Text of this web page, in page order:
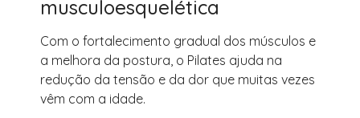
musculoesquelética
Com o fortalecimento gradual dos músculos e
a melhora da postura, o Pilates ajuda na
redução da tensão e da dor que muitas vezes
vêm com a idade.